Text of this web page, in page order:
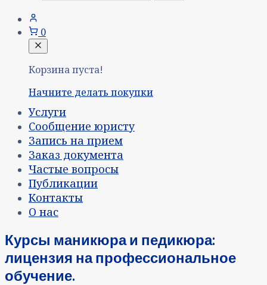
0
Корзина пуста!
Начните делать покупки
Услуги
Сообщение юристу
Запись на прием
Заказ документа
Частые вопросы
Публикации
Контакты
О нас
Курсы маникюра и педикюра:
лицензия на профессиональное
обучение.